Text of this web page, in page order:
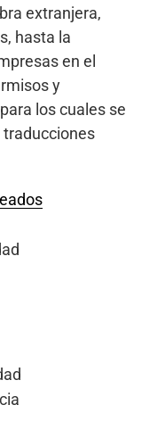
extranjera,
hasta la
en el
y
los cuales se